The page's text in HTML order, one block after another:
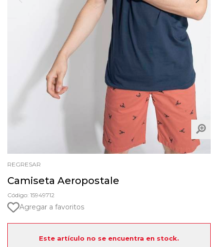
REGRESAR
Camiseta Aeropostale
Código: 15949712
Agregar a favoritos
Este artículo no se encuentra en stock.